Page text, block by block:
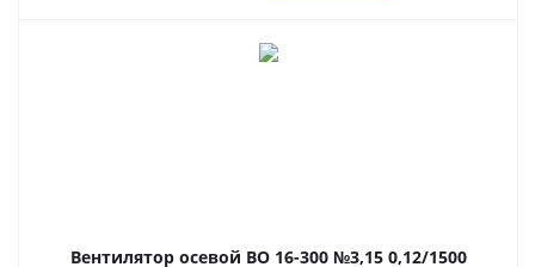
Вентилятор осевой ВО 16-300 №3,15 0,12/1500